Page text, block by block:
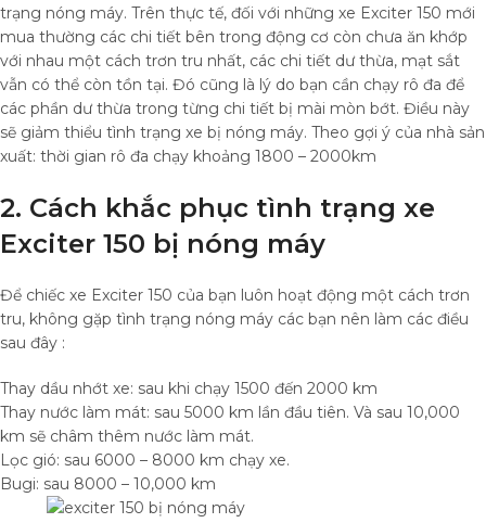
trạng nóng máy. Trên thực tế, đối với những xe Exciter 150 mới
mua thường các chi tiết bên trong động cơ còn chưa ăn khớp
với nhau một cách trơn tru nhất, các chi tiết dư thừa, mạt sắt
vẫn có thể còn tồn tại. Đó cũng là lý do bạn cần chạy rô đa để
các phần dư thừa trong từng chi tiết bị mài mòn bớt. Điều này
sẽ giảm thiểu tình trạng xe bị nóng máy. Theo gợi ý của nhà sản
xuất: thời gian rô đa chạy khoảng 1800 – 2000km
2. Cách khắc phục tình trạng xe
Exciter 150 bị nóng máy
Để chiếc xe Exciter 150 của bạn luôn hoạt động một cách trơn
tru, không gặp tình trạng nóng máy các bạn nên làm các điều
sau đây :
Thay dầu nhớt xe: sau khi chạy 1500 đến 2000 km
Thay nước làm mát: sau 5000 km lần đầu tiên. Và sau 10,000
km sẽ châm thêm nước làm mát.
Lọc gió: sau 6000 – 8000 km chạy xe.
Bugi: sau 8000 – 10,000 km